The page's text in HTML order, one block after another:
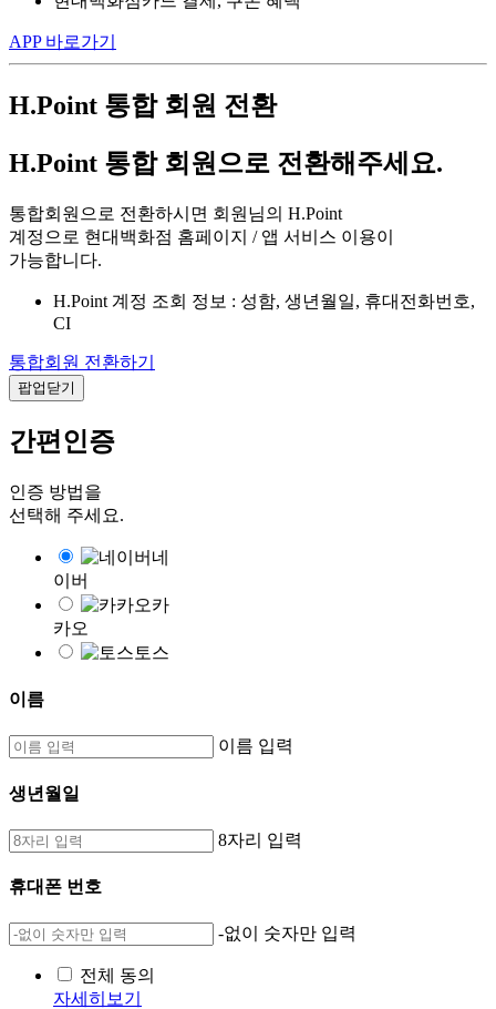
APP 바로가기
H.Point 통합 회원 전환
H.Point 통합 회원으로 전환해주세요.
통합회원으로 전환하시면 회원님의 H.Point
계정으로 현대백화점 홈페이지 / 앱 서비스 이용이
가능합니다.
H.Point 계정 조회 정보 : 성함, 생년월일, 휴대전화번호,
CI
통합회원 전환하기
팝업닫기
간편인증
인증 방법을
선택해 주세요.
네
이버
카
카오
토스
이름
이름 입력
생년월일
8자리 입력
휴대폰 번호
-없이 숫자만 입력
전체 동의
자세히보기